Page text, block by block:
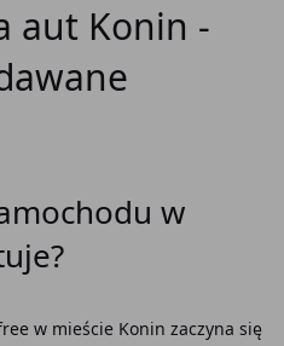
aut Konin -
w
w mieście Konin zaczyna się